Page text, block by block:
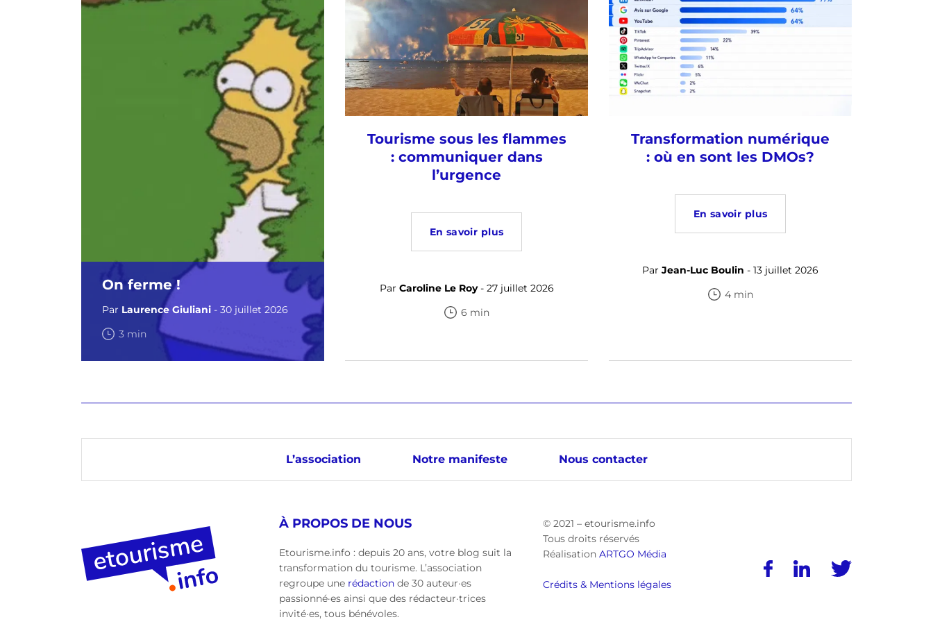
On ferme !
Par Laurence Giuliani - 30 juillet 2026
3 min
Tourisme sous les flammes
: communiquer dans
l’urgence
En savoir plus
Par Caroline Le Roy- 27 juillet 2026
6 min
Transformation numérique
: où en sont les DMOs?
En savoir plus
Par Jean-Luc Boulin - 13 juillet 2026
4 min
L’association Notre manifeste Nous contacter
À PROPOS DE NOUS
Etourisme.info : depuis 20 ans, votre blog suit la
transformation du tourisme. L’association
regroupe une rédaction de 30 auteur·es
passionné·es ainsi que des rédacteur·trices
invité·es, tous bénévoles.
© 2021 – etourisme.info
Tous droits réservés
Réalisation ARTGO Média
Crédits & Mentions légales